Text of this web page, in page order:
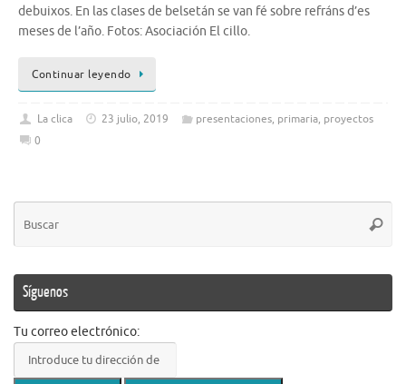
debuixos. En las clases de belsetán se van fé sobre refráns d’es
meses de l’año. Fotos: Asociación El cillo.
Continuar leyendo
La clica 23 julio, 2019 presentaciones, primaria, proyectos
0
Síguenos
Tu correo electrónico: